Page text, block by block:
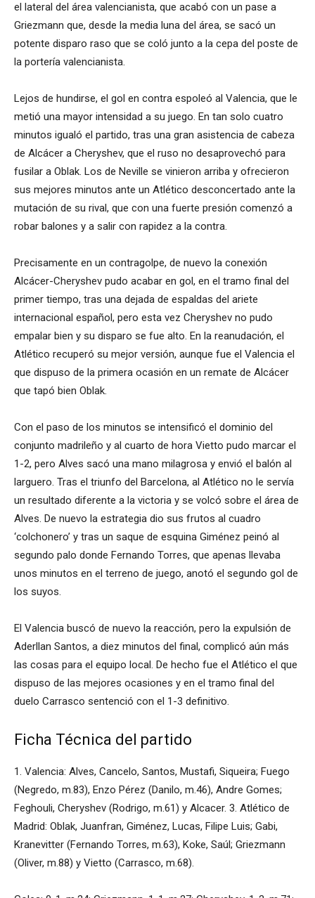
el lateral del área valencianista, que acabó con un pase a
Griezmann que, desde la media luna del área, se sacó un
potente disparo raso que se coló junto a la cepa del poste de
la portería valencianista.
Lejos de hundirse, el gol en contra espoleó al Valencia, que le
metió una mayor intensidad a su juego. En tan solo cuatro
minutos igualó el partido, tras una gran asistencia de cabeza
de Alcácer a Cheryshev, que el ruso no desaprovechó para
fusilar a Oblak. Los de Neville se vinieron arriba y ofrecieron
sus mejores minutos ante un Atlético desconcertado ante la
mutación de su rival, que con una fuerte presión comenzó a
robar balones y a salir con rapidez a la contra.
Precisamente en un contragolpe, de nuevo la conexión
Alcácer-Cheryshev pudo acabar en gol, en el tramo final del
primer tiempo, tras una dejada de espaldas del ariete
internacional español, pero esta vez Cheryshev no pudo
empalar bien y su disparo se fue alto. En la reanudación, el
Atlético recuperó su mejor versión, aunque fue el Valencia el
que dispuso de la primera ocasión en un remate de Alcácer
que tapó bien Oblak.
Con el paso de los minutos se intensificó el dominio del
conjunto madrileño y al cuarto de hora Vietto pudo marcar el
1-2, pero Alves sacó una mano milagrosa y envió el balón al
larguero. Tras el triunfo del Barcelona, al Atlético no le servía
un resultado diferente a la victoria y se volcó sobre el área de
Alves. De nuevo la estrategia dio sus frutos al cuadro
‘colchonero’ y tras un saque de esquina Giménez peinó al
segundo palo donde Fernando Torres, que apenas llevaba
unos minutos en el terreno de juego, anotó el segundo gol de
los suyos.
El Valencia buscó de nuevo la reacción, pero la expulsión de
Aderllan Santos, a diez minutos del final, complicó aún más
las cosas para el equipo local. De hecho fue el Atlético el que
dispuso de las mejores ocasiones y en el tramo final del
duelo Carrasco sentenció con el 1-3 definitivo.
Ficha Técnica del partido
1. Valencia: Alves, Cancelo, Santos, Mustafi, Siqueira; Fuego
(Negredo, m.83), Enzo Pérez (Danilo, m.46), Andre Gomes;
Feghouli, Cheryshev (Rodrigo, m.61) y Alcacer. 3. Atlético de
Madrid: Oblak, Juanfran, Giménez, Lucas, Filipe Luis; Gabi,
Kranevitter (Fernando Torres, m.63), Koke, Saúl; Griezmann
(Oliver, m.88) y Vietto (Carrasco, m.68).